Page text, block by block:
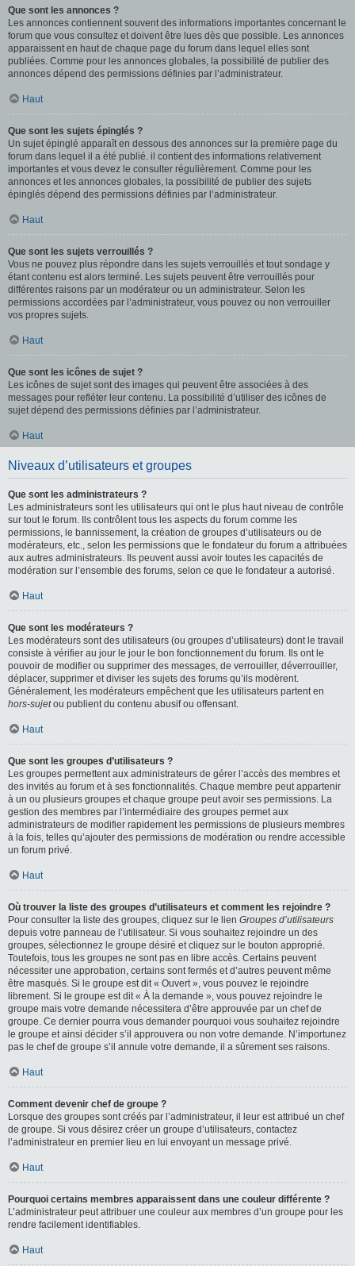
Que sont les annonces ?
Les annonces contiennent souvent des informations importantes concernant le
forum que vous consultez et doivent être lues dès que possible. Les annonces
apparaissent en haut de chaque page du forum dans lequel elles sont
publiées. Comme pour les annonces globales, la possibilité de publier des
annonces dépend des permissions définies par l’administrateur.
Haut
Que sont les sujets épinglés ?
Un sujet épinglé apparaît en dessous des annonces sur la première page du
forum dans lequel il a été publié. il contient des informations relativement
importantes et vous devez le consulter régulièrement. Comme pour les
annonces et les annonces globales, la possibilité de publier des sujets
épinglés dépend des permissions définies par l’administrateur.
Haut
Que sont les sujets verrouillés ?
Vous ne pouvez plus répondre dans les sujets verrouillés et tout sondage y
étant contenu est alors terminé. Les sujets peuvent être verrouillés pour
différentes raisons par un modérateur ou un administrateur. Selon les
permissions accordées par l’administrateur, vous pouvez ou non verrouiller
vos propres sujets.
Haut
Que sont les icônes de sujet ?
Les icônes de sujet sont des images qui peuvent être associées à des
messages pour refléter leur contenu. La possibilité d’utiliser des icônes de
sujet dépend des permissions définies par l’administrateur.
Haut
Niveaux d’utilisateurs et groupes
Que sont les administrateurs ?
Les administrateurs sont les utilisateurs qui ont le plus haut niveau de contrôle
sur tout le forum. Ils contrôlent tous les aspects du forum comme les
permissions, le bannissement, la création de groupes d’utilisateurs ou de
modérateurs, etc., selon les permissions que le fondateur du forum a attribuées
aux autres administrateurs. Ils peuvent aussi avoir toutes les capacités de
modération sur l’ensemble des forums, selon ce que le fondateur a autorisé.
Haut
Que sont les modérateurs ?
Les modérateurs sont des utilisateurs (ou groupes d’utilisateurs) dont le travail
consiste à vérifier au jour le jour le bon fonctionnement du forum. Ils ont le
pouvoir de modifier ou supprimer des messages, de verrouiller, déverrouiller,
déplacer, supprimer et diviser les sujets des forums qu’ils modèrent.
Généralement, les modérateurs empêchent que les utilisateurs partent en
hors-sujetou publient du contenu abusif ou offensant.
Haut
Que sont les groupes d’utilisateurs ?
Les groupes permettent aux administrateurs de gérer l’accès des membres et
des invités au forum et à ses fonctionnalités. Chaque membre peut appartenir
à un ou plusieurs groupes et chaque groupe peut avoir ses permissions. La
gestion des membres par l’intermédiaire des groupes permet aux
administrateurs de modifier rapidement les permissions de plusieurs membres
à la fois, telles qu’ajouter des permissions de modération ou rendre accessible
un forum privé.
Haut
Où trouver la liste des groupes d’utilisateurs et comment les rejoindre ?
Pour consulter la liste des groupes, cliquez sur le lien Groupes d’utilisateurs
depuis votre panneau de l’utilisateur. Si vous souhaitez rejoindre un des
groupes, sélectionnez le groupe désiré et cliquez sur le bouton approprié.
Toutefois, tous les groupes ne sont pas en libre accès. Certains peuvent
nécessiter une approbation, certains sont fermés et d’autres peuvent même
être masqués. Si le groupe est dit « Ouvert », vous pouvez le rejoindre
librement. Si le groupe est dit « À la demande », vous pouvez rejoindre le
groupe mais votre demande nécessitera d’être approuvée par un chef de
groupe. Ce dernier pourra vous demander pourquoi vous souhaitez rejoindre
le groupe et ainsi décider s’il approuvera ou non votre demande. N’importunez
pas le chef de groupe s’il annule votre demande, il a sûrement ses raisons.
Haut
Comment devenir chef de groupe ?
Lorsque des groupes sont créés par l’administrateur, il leur est attribué un chef
de groupe. Si vous désirez créer un groupe d’utilisateurs, contactez
l’administrateur en premier lieu en lui envoyant un message privé.
Haut
Pourquoi certains membres apparaissent dans une couleur différente ?
L’administrateur peut attribuer une couleur aux membres d’un groupe pour les
rendre facilement identifiables.
Haut